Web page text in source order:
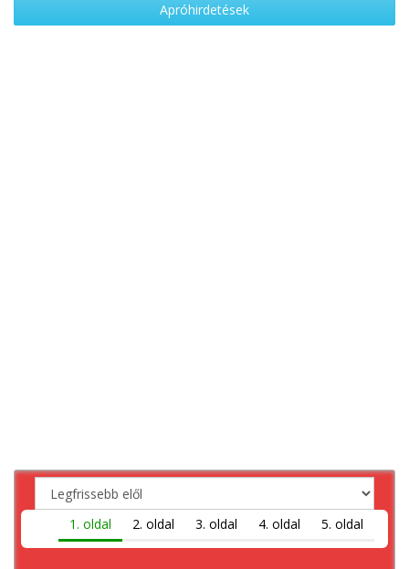
Apróhirdetések
1. oldal 2. oldal 3. oldal 4. oldal 5. oldal